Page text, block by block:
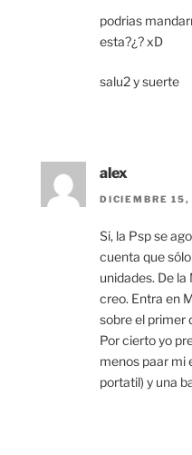
podrias
esta?¿? xD
salu2 y suerte
alex
DICIEMBRE
Si, la Psp se
cuenta que
unidades. De
creo. Entra en
sobre el primer
Por cierto yo
menos paar mi
portatil) y una